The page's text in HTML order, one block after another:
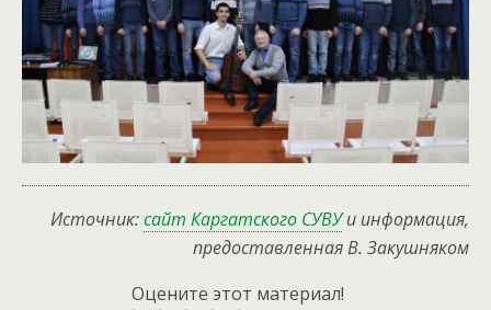
Источник:сайт Каргатского СУВУи информация,
предоставленная В. Закушняком
Оцените этот материал!